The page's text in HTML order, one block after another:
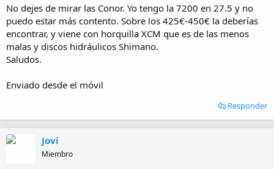
No dejes de mirar las Conor. Yo tengo la 7200 en 27.5 y no
puedo estar más contento. Sobre los 425€-450€ la deberías
encontrar, y viene con horquilla XCM que es de las menos
malas y discos hidráulicos Shimano.
Saludos.
Enviado desde el móvil
Responder
Jovi
Miembro